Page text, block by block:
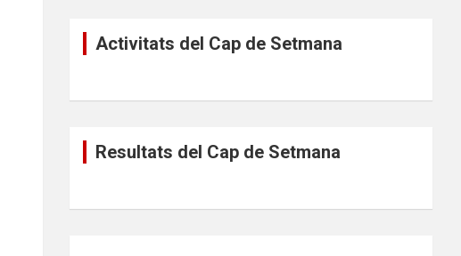
Activitats del Cap de Setmana
Resultats del Cap de Setmana